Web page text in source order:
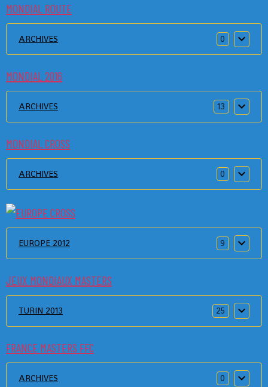
MONDIAL ROUTE
ARCHIVES 0
MONDIAL 2016
ARCHIVES 13
MONDIAL CROSS
ARCHIVES 0
EUROPE 2012 9
JEUX MONDIAUX MASTERS
TURIN 2013 25
FRANCE MASTERS FFC
ARCHIVES 0